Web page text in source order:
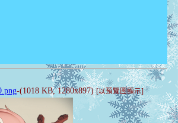
-(1018 KB, 1280x897)[以預覽圖顯示]